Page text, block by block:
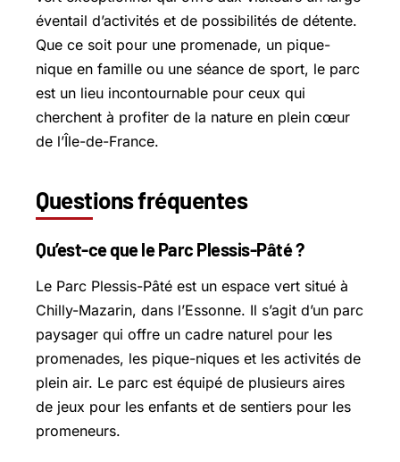
éventail d’activités et de possibilités de détente.
Que ce soit pour une promenade, un pique-
nique en famille ou une séance de sport, le parc
est un lieu incontournable pour ceux qui
cherchent à profiter de la nature en plein cœur
de l’Île-de-France.
Questions fréquentes
Qu’est-ce que le Parc Plessis-Pâté ?
Le Parc Plessis-Pâté est un espace vert situé à
Chilly-Mazarin, dans l’Essonne. Il s’agit d’un parc
paysager qui offre un cadre naturel pour les
promenades, les pique-niques et les activités de
plein air. Le parc est équipé de plusieurs aires
de jeux pour les enfants et de sentiers pour les
promeneurs.